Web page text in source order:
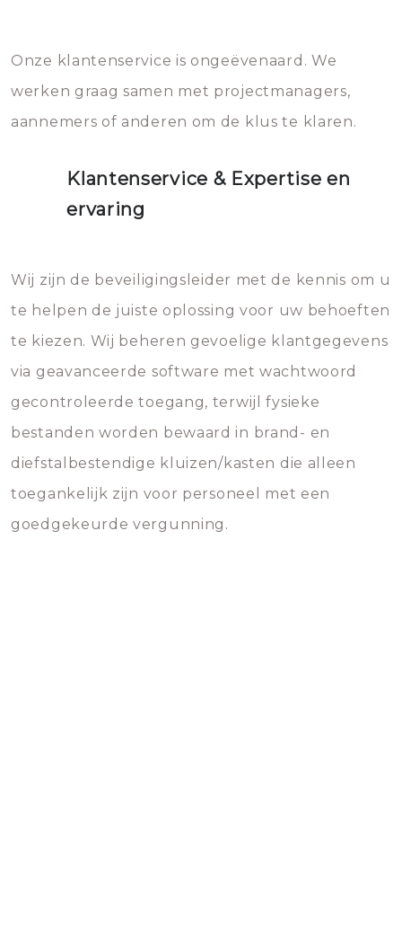
Onze klantenservice is ongeëvenaard. We
werken graag samen met projectmanagers,
aannemers of anderen om de klus te klaren.
Klantenservice & Expertise en
ervaring
Wij zijn de beveiligingsleider met de kennis om u
te helpen de juiste oplossing voor uw behoeften
te kiezen. Wij beheren gevoelige klantgegevens
via geavanceerde software met wachtwoord
gecontroleerde toegang, terwijl fysieke
bestanden worden bewaard in brand- en
diefstalbestendige kluizen/kasten die alleen
toegankelijk zijn voor personeel met een
goedgekeurde vergunning.